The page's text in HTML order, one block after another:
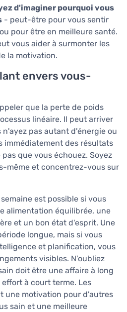
d'imaginer pourquoi vous
- peut-être pour vous sentir
pour être en meilleure santé.
vous aider à surmonter les
la motivation.
envers vous-
que la perte de poids
linéaire. Il peut arriver
pas autant d'énergie ou
immédiatement des résultats
que vous échouez. Soyez
même et concentrez-vous sur
est possible si vous
alimentation équilibrée, une
et un bon état d'esprit. Une
longue, mais si vous
et planification, vous
visibles. N'oubliez
doit être une affaire à long
à court terme. Les
une motivation pour d'autres
sain et une meilleure